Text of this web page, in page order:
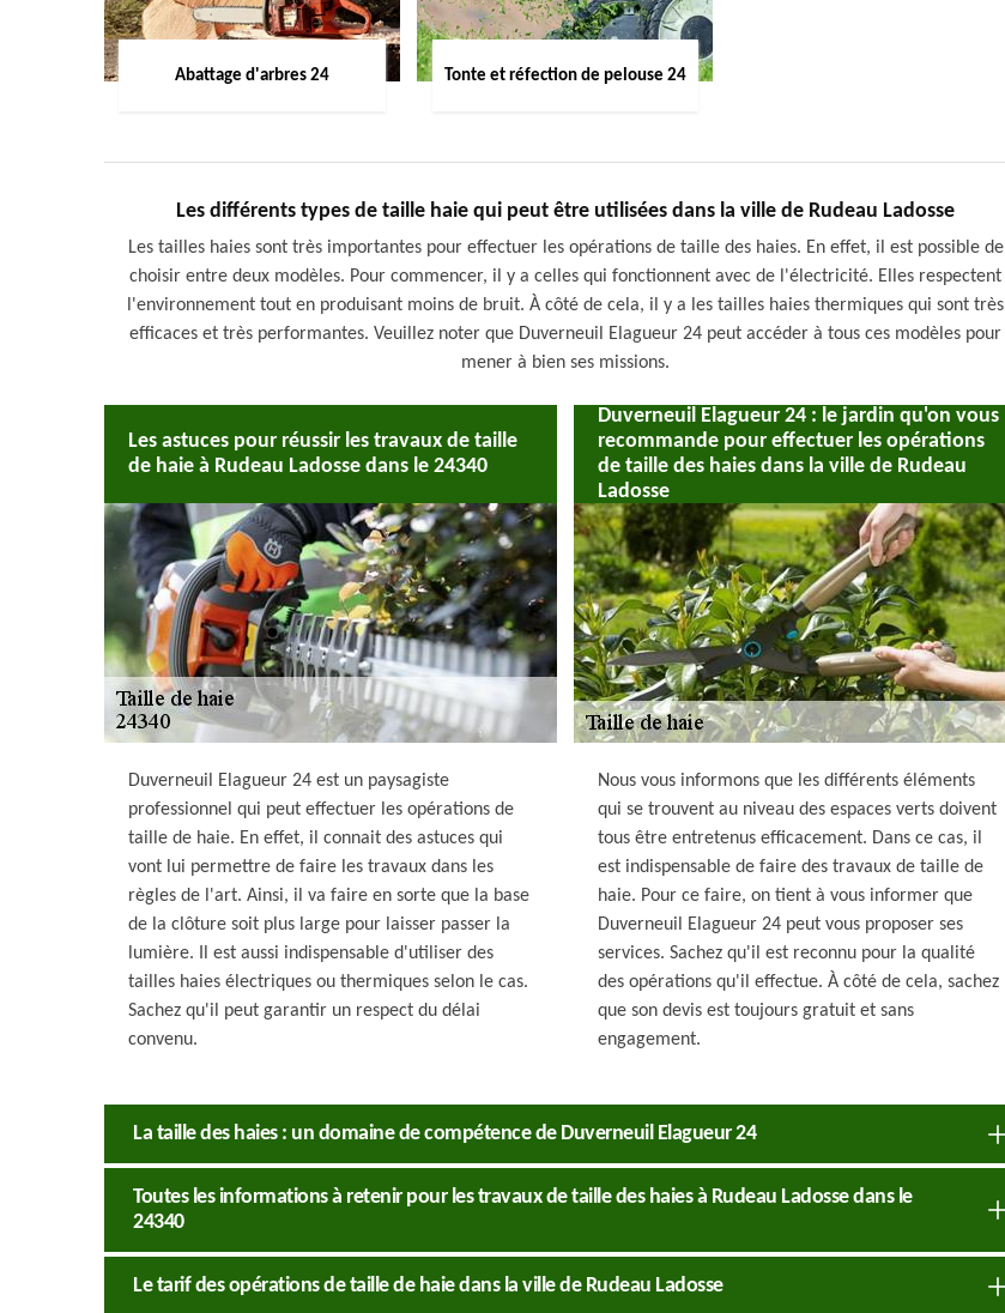
Abattage d'arbres 24 Tonte et réfection de pelouse 24
Les différents types de taille haie qui peut être utilisées dans la ville de Rudeau Ladosse
Les tailles haies sont très importantes pour effectuer les opérations de taille des haies. En effet, il est possible de
choisir entre deux modèles. Pour commencer, il y a celles qui fonctionnent avec de l'électricité. Elles respectent
l'environnement tout en produisant moins de bruit. À côté de cela, il y a les tailles haies thermiques qui sont très
efficaces et très performantes. Veuillez noter que Duverneuil Elagueur 24 peut accéder à tous ces modèles pour
mener à bien ses missions.
Les astuces pour réussir les travaux de taille
de haie à Rudeau Ladosse dans le 24340
Duverneuil Elagueur 24 est un paysagiste
professionnel qui peut effectuer les opérations de
taille de haie. En effet, il connait des astuces qui
vont lui permettre de faire les travaux dans les
règles de l'art. Ainsi, il va faire en sorte que la base
de la clôture soit plus large pour laisser passer la
lumière. Il est aussi indispensable d'utiliser des
tailles haies électriques ou thermiques selon le cas.
Sachez qu'il peut garantir un respect du délai
convenu.
Duverneuil Elagueur 24 : le jardin qu'on vous
recommande pour effectuer les opérations
de taille des haies dans la ville de Rudeau
Ladosse
Nous vous informons que les différents éléments
qui se trouvent au niveau des espaces verts doivent
tous être entretenus efficacement. Dans ce cas, il
est indispensable de faire des travaux de taille de
haie. Pour ce faire, on tient à vous informer que
Duverneuil Elagueur 24 peut vous proposer ses
services. Sachez qu'il est reconnu pour la qualité
des opérations qu'il effectue. À côté de cela, sachez
que son devis est toujours gratuit et sans
engagement.
La taille des haies : un domaine de compétence de Duverneuil Elagueur 24
Toutes les informations à retenir pour les travaux de taille des haies à Rudeau Ladosse dans le
24340
Le tarif des opérations de taille de haie dans la ville de Rudeau Ladosse